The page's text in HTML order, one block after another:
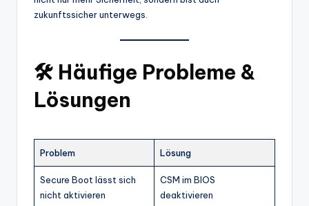
zukunftssicher unterwegs.
🛠️ Häufige Probleme &
Lösungen
Problem Lösung
Secure Boot lässt sich
nicht aktivieren
CSM im BIOS
deaktivieren